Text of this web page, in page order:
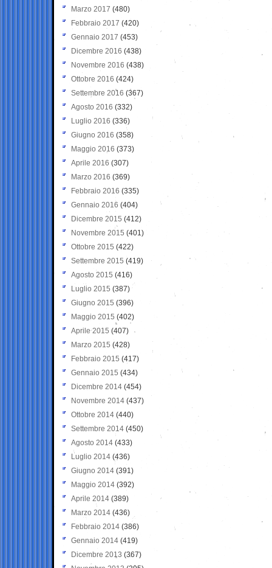
Marzo 2017 (480)
Febbraio 2017 (420)
Gennaio 2017 (453)
Dicembre 2016 (438)
Novembre 2016 (438)
Ottobre 2016 (424)
Settembre 2016 (367)
Agosto 2016 (332)
Luglio 2016 (336)
Giugno 2016 (358)
Maggio 2016 (373)
Aprile 2016 (307)
Marzo 2016 (369)
Febbraio 2016 (335)
Gennaio 2016 (404)
Dicembre 2015 (412)
Novembre 2015 (401)
Ottobre 2015 (422)
Settembre 2015 (419)
Agosto 2015 (416)
Luglio 2015 (387)
Giugno 2015 (396)
Maggio 2015 (402)
Aprile 2015 (407)
Marzo 2015 (428)
Febbraio 2015 (417)
Gennaio 2015 (434)
Dicembre 2014 (454)
Novembre 2014 (437)
Ottobre 2014 (440)
Settembre 2014 (450)
Agosto 2014 (433)
Luglio 2014 (436)
Giugno 2014 (391)
Maggio 2014 (392)
Aprile 2014 (389)
Marzo 2014 (436)
Febbraio 2014 (386)
Gennaio 2014 (419)
Dicembre 2013 (367)